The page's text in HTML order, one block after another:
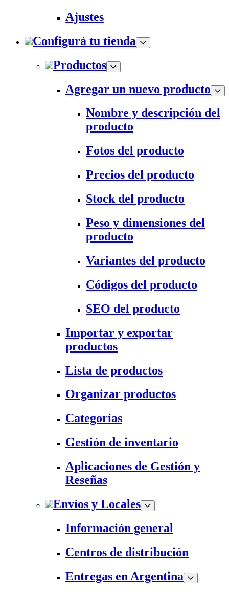
Ajustes
Configurá tu tienda
Productos
Agregar un nuevo producto
Nombre y descripción del
producto
Fotos del producto
Precios del producto
Stock del producto
Peso y dimensiones del
producto
Variantes del producto
Códigos del producto
SEO del producto
Importar y exportar
productos
Lista de productos
Organizar productos
Categorías
Gestión de inventario
Aplicaciones de Gestión y
Reseñas
Envíos y Locales
Información general
Centros de distribución
Entregas en Argentina